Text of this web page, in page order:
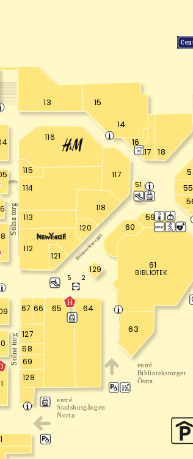
13
15
14
16
17 18
55
64
65
66
67
59
60
5 2
63
61
BIBLIOTEK
127
121
112
120
118
117
51
113
114
115
116
68
69
128
129
entré
Stadshusgången
Norra
entré
Bibliotekstorget
Östra
Bibliotekstorget
Solna torg
Solna torg
H